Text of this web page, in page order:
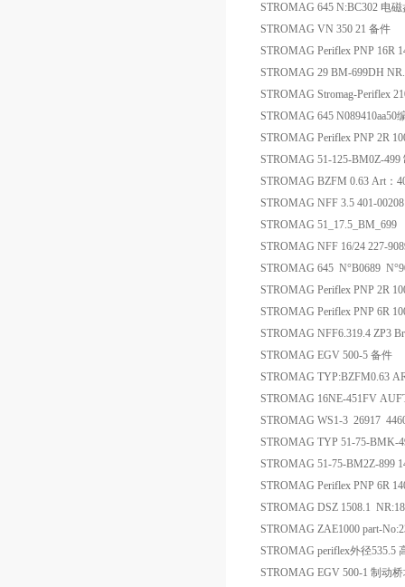
STROMAG 645 N:BC302 电
STROMAG VN 350 21 备件
STROMAG Periflex PNP 16R
STROMAG 29 BM-699DH
STROMAG Stromag-Periflex
STROMAG 645
STROMAG Periflex PNP 2R
STROMAG 51-125-BM0Z-499
STROMAG BZFM 0.63 Art：
STROMAG NFF 3.5 401-
STROMAG 51_17.5_BM_699
STROMAG NFF 16/24 227-
STROMAG 645 N°B0689
STROMAG Periflex PNP 2R
STROMAG Periflex PNP 6R
STROMAG NFF6.319.4 ZP3
STROMAG EGV 500-5 备件
STROMAG TYP:BZFM0.63
STROMAG 16NE-451FV
STROMAG WS1-3 26917
STROMAG TYP 51-75-BMK-
STROMAG 51-75-BM2Z-899
STROMAG Periflex PNP 6R
STROMAG DSZ 1508.1
STROMAG ZAE1000 part-
STROMAG periflex外径535.5
STROMAG EGV 500-1 制动